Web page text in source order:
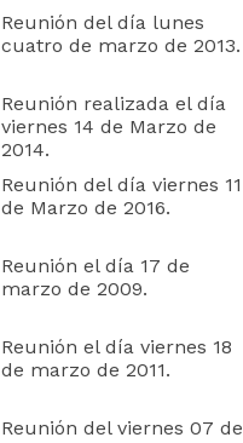
Reunión del día lunes
cuatro de marzo de 2013.
Reunión realizada el día
viernes 14 de Marzo de
2014.
Reunión del día viernes 11
de Marzo de 2016.
Reunión el día 17 de
marzo de 2009.
Reunión el día viernes 18
de marzo de 2011.
Reunión del viernes 07 de